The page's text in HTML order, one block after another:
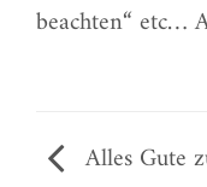
beachten“ etc…
Alles Gute